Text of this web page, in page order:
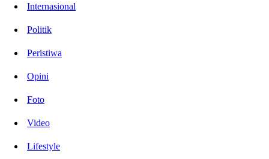
Internasional
Politik
Peristiwa
Opini
Foto
Video
Lifestyle